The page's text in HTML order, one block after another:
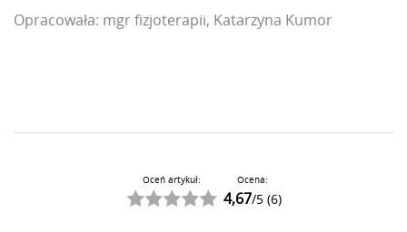
Opracowała: mgr fizjoterapii, Katarzyna Kumor
Oceń artykuł: Ocena:
4,67/5(6)